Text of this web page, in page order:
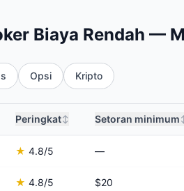
Biaya Rendah —
Opsi Kripto
Peringkat↕ Setoran minimum
★ 4.8/5 —
★ 4.8/5 $20